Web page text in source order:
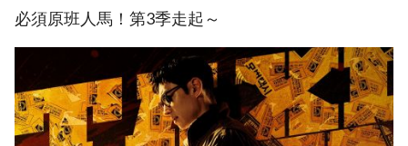
必須原班人馬！第3季走起～